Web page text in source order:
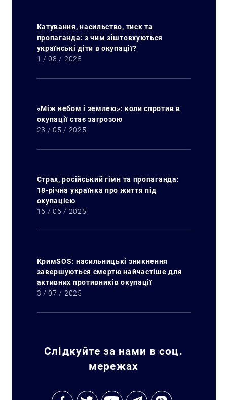
Катування, насильство, тиск та
пропаганда: з чим зіштовхуються
українські діти в окупації?
1 / 08 / 2025
«Між небом і землею»: коли спротив в
окупації стає загрозою
23 / 05 / 2025
Страх, російський гімн та пропаганда:
18-річна українка про життя під
окупацією
16 / 06 / 2025
КримSOS: насильницькі зникнення
завершуються смертю найчастіше для
активних противників окупації
3 / 07 / 2025
Слідкуйте за нами в соц.
мережах